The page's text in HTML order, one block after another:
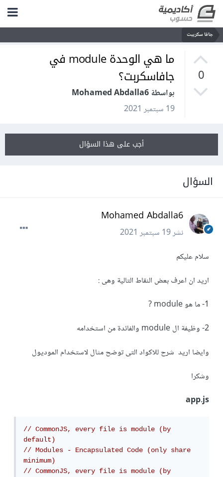
جافا سكريبت
0
ما هي الوحدة module في
جافاسكربت؟
بواسطة Mohamed Abdalla6
19 سبتمبر 2021
أجب على هذا السؤال
السؤال
Mohamed Abdalla6
نشر19 سبتمبر 2021
سلام عليكم
اريد ان اعرف بعض النقاط التالية وهى :
1- ما هو module ?
2- وظيفة ال module والفائدة من استخدامه
وايضا اريد شرح للاكواد التى توضح مثال لاستخدام الموديول
وشكرا
app.js
// CommonJS, every file is module (by
default)
// Modules - Encapsulated Code (only share
minimum)
// CommonJS, every file is module (by